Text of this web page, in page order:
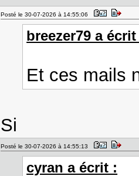
Posté le 30-07-2026 à 14:55:06
breezer79 a
Et ces mails
Si
Posté le 30-07-2026 à 14:55:13
cyran a écrit :